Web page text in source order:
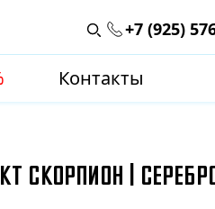
Поиск по каталогу
+7 (925)
Контакты
СКОРПИОН |